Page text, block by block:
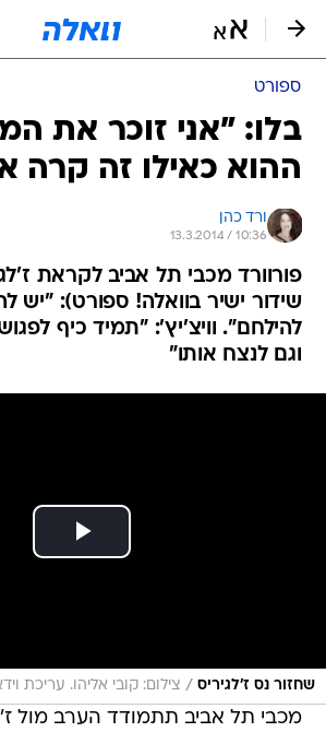
ספורט
בלו: "אני זוכר את
ההוא כאילו זה קרה
ורד כהן
13.3.2014 / 10:36
שידור ישיר בוואלה! ספורט): "יש
להילחם". וויצ'יץ': "תמיד כיף
וגם לנצח אותו"
שחזור נס ז'לגיריס / צילום: קובי אליהו. עריכת